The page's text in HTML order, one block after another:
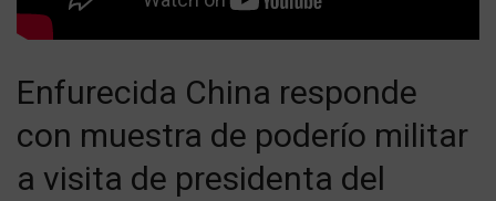
Enfurecida China responde
con muestra de poderío militar
a visita de presidenta del